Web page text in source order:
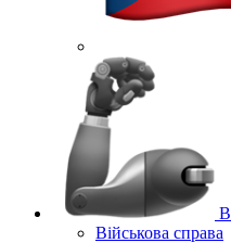
Військова справа